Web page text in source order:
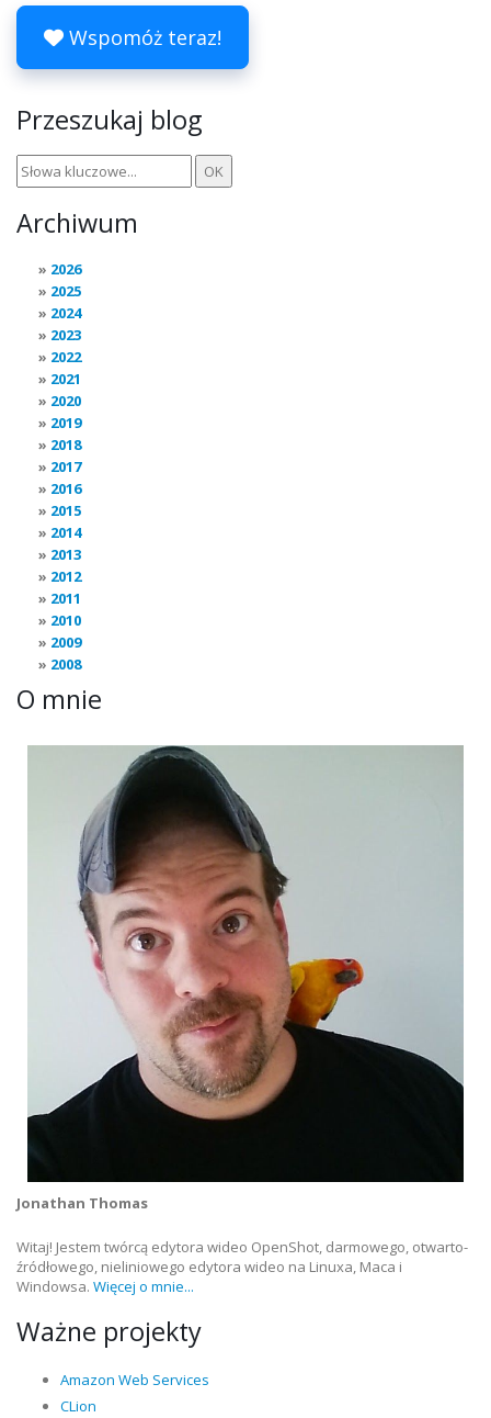
Wspomóż teraz!
Przeszukaj blog
Archiwum
2026
2025
2024
2023
2022
2021
2020
2019
2018
2017
2016
2015
2014
2013
2012
2011
2010
2009
2008
O mnie
Jonathan Thomas
Witaj! Jestem twórcą edytora wideo OpenShot, darmowego, otwarto-
źródłowego, nieliniowego edytora wideo na Linuxa, Maca i
Windowsa. Więcej o mnie...
Ważne projekty
Amazon Web Services
CLion